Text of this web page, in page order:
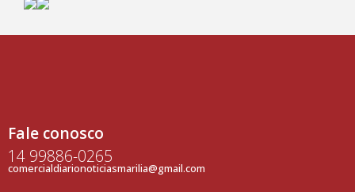
Fale conosco
14 99886-0265
comercialdiarionoticiasmarilia@gmail.com